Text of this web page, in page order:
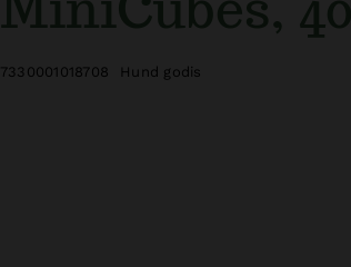
7330001018708 Hund godis